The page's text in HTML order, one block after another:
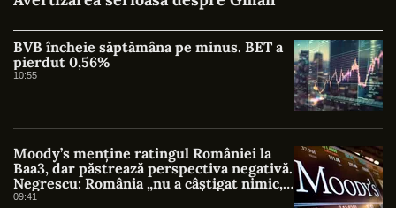
BVB încheie săptămâna pe minus. BET a
pierdut 0,56%
10:55
Moody’s menține ratingul României la
Baa3, dar păstrează perspectiva negativă.
Negrescu: România „nu a câștigat nimic, a
evitat o pierdere”
09:41